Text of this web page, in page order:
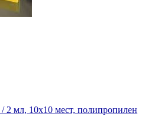
2 мл, 10х10 мест, полипропилен